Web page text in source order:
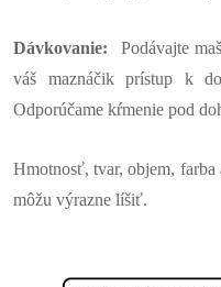
Dávkovanie:
Podávajte
váš maznáčik prístup k
Odporúčame kŕmenie pod
Hmotnosť, tvar, objem,
môžu výrazne líšiť.